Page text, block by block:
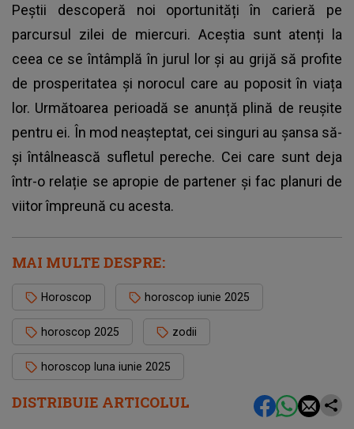
DISTRIBUIE ARTICOLUL
Peștii descoperă noi oportunități în carieră pe
parcursul zilei de miercuri. Aceștia sunt atenți la
ceea ce se întâmplă în jurul lor și au grijă să profite
de prosperitatea și norocul care au poposit în viața
lor. Următoarea perioadă se anunță plină de reușite
pentru ei. În mod neașteptat, cei singuri au șansa să-
și întâlnească sufletul pereche. Cei care sunt deja
într-o relație se apropie de partener și fac planuri de
viitor împreună cu acesta.
MAI MULTE DESPRE:
Horoscop horoscop iunie 2025
horoscop 2025 zodii
horoscop luna iunie 2025